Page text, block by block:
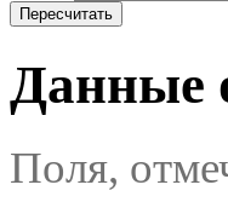
Данные
Поля,